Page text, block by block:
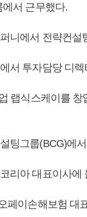
에서 근무했다.
니에서 전략컨설
서 투자담당 디
랩식스케이를 창
팅그룹(BCG)에
리아 대표이사에
페이손해보험 대